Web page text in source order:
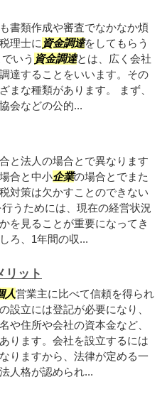
書類作成や審査でなかなか煩
理士に 資金調達をしてもらう
いう 資金調達とは、広く会社
達することをいいます。その
まな種類があります。 まず、
会などの公的...
と法人の場合とで異なります
合と中小企業の場合とでまた
対策は欠かすことのできない
うためには、現在の経営状況
を見ることが重要になってき
ろ、1年間の収...
リット
人営業主に比べて信頼を得られ
設立には登記が必要になり、
や住所や会社の資本金など、
ります。会社を設立するには
りますから、法律が定める一
人格が認められ...